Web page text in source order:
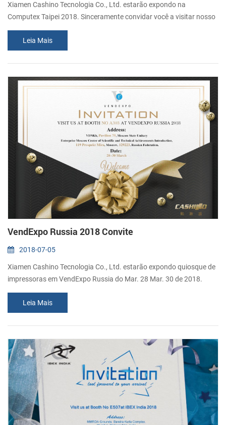
Xiamen Cashino Tecnologia Co., Ltd. estarão expondo na
Computex Taipei 2018. Sinceramente convidar você a visitar nosso
estande. Número Do Estande: K1120 Data: Junho De 5-9, 2018
Endereço: Taipei Nangang Exhibition Center, Sala 1, 1F
Leia Mais
VendExpo Russia 2018 Convite
2018-07-05
Xiamen Cashino Tecnologia Co., Ltd. estarão expondo quiosque de
impressoras em VendExpo Russia do Mar. 28 Mar. 30 de 2018.
Sinceramente, convidamos você a nos visitar no estande NÃO.
A303.Leia Mais